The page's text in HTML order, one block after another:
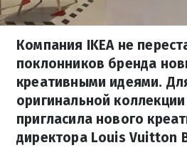
Компания IKEA не
поклонников бренда
креативными идеями.
оригинальной
пригласила нового
директора Louis Vuitton